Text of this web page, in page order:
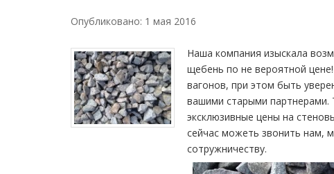
Опубликовано: 1 мая 2016
Наша компания изыскала
щебень по не вероятной цене!
вагонов, при этом быть
вашими старыми партнерами.
эксклюзивные цены на
сейчас можеть звонить нам,
сотружничеству.